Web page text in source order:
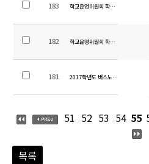
183 학교운영위원회 학부모위원 당선자
182 학교운영위원회 학부모위원 선출 공고
181 2017학년도 버스노선 확정안내
51 52 53 54 55
목록